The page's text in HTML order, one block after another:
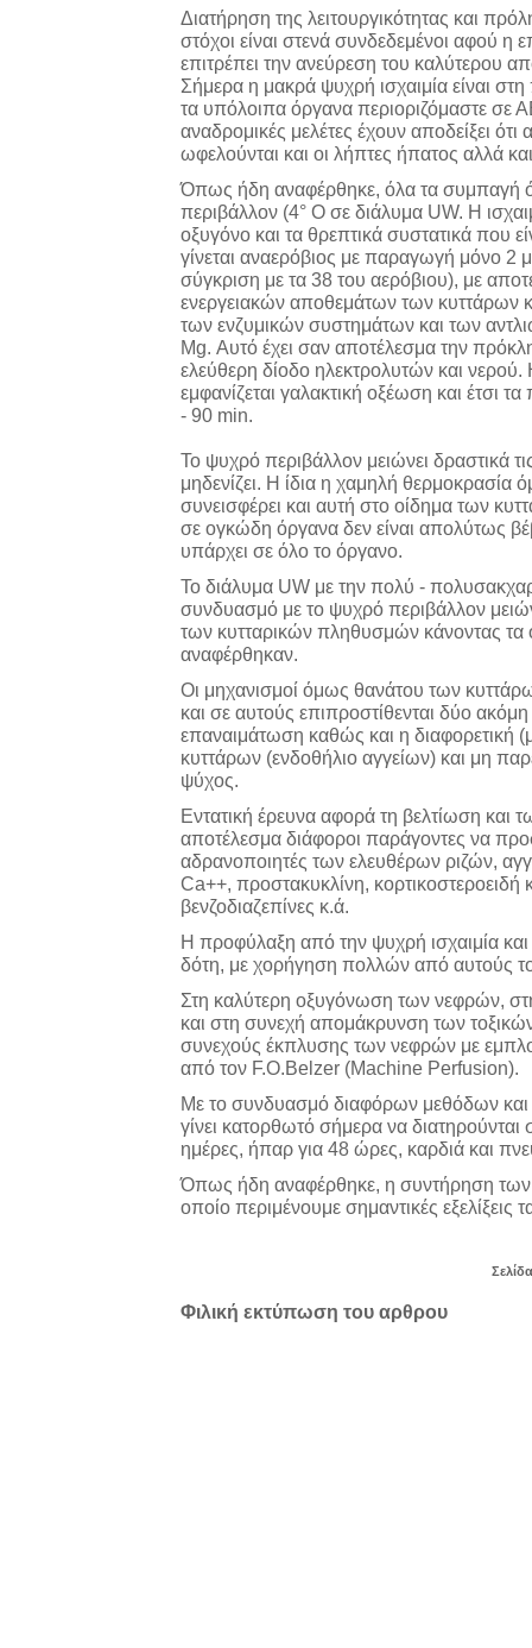
Διατήρηση της λειτουργικότητας και
στόχοι είναι στενά συνδεδεμένοι αφού η
επιτρέπει την ανεύρεση του καλύτερου
Σήμερα η μακρά ψυχρή ισχαιμία είναι
τα υπόλοιπα όργανα περιοριζόμαστε σε
αναδρομικές μελέτες έχουν αποδείξει
ωφελούνται και οι λήπτες ήπατος αλλά
Όπως ήδη αναφέρθηκε, όλα τα συμπαγή
περιβάλλον (4° Ο σε διάλυμα UW. Η
οξυγόνο και τα θρεπτικά συστατικά που
γίνεται αναερόβιος με παραγωγή μόνο 2
σύγκριση με τα 38 του αερόβιου), με
ενεργειακών αποθεμάτων των κυττάρων
των ενζυμικών συστημάτων και των
Μg. Αυτό έχει σαν αποτέλεσμα την
ελεύθερη δίοδο ηλεκτρολυτών και νερού.
εμφανίζεται γαλακτική οξέωση και έτσι
- 90 min.
Το ψυχρό περιβάλλον μειώνει δραστικά
μηδενίζει. Η ίδια η χαμηλή θερμοκρασία
συνεισφέρει και αυτή στο οίδημα των
σε ογκώδη όργανα δεν είναι απολύτως
υπάρχει σε όλο το όργανο.
Το διάλυμα UW με την πολύ -
συνδυασμό με το ψυχρό περιβάλλον
των κυτταρικών πληθυσμών κάνοντας
αναφέρθηκαν.
Οι μηχανισμοί όμως θανάτου των
και σε αυτούς επιπροστίθενται δύο
επαναιμάτωση καθώς και η διαφορετική
κυττάρων (ενδοθήλιο αγγείων) και μη
ψύχος.
Εντατική έρευνα αφορά τη βελτίωση
αποτέλεσμα διάφοροι παράγοντες να
αδρανοποιητές των ελευθέρων ριζών,
Ca++, προστακυκλίνη, κορτικοστεροειδή
βενζοδιαζεπίνες κ.ά.
Η προφύλαξη από την ψυχρή ισχαιμία και
δότη, με χορήγηση πολλών από αυτούς
Στη καλύτερη οξυγόνωση των νεφρών,
και στη συνεχή απομάκρυνση των
συνεχούς έκπλυσης των νεφρών με
από τον F.Ο.Belzer (Μachine Perfusion).
Με το συνδυασμό διαφόρων μεθόδων και
γίνει κατορθωτό σήμερα να διατηρούνται
ημέρες, ήπαρ για 48 ώρες, καρδιά και
Όπως ήδη αναφέρθηκε, η συντήρηση των
οποίο περιμένουμε σημαντικές εξελίξεις
Φιλική εκτύπωση του αρθρου